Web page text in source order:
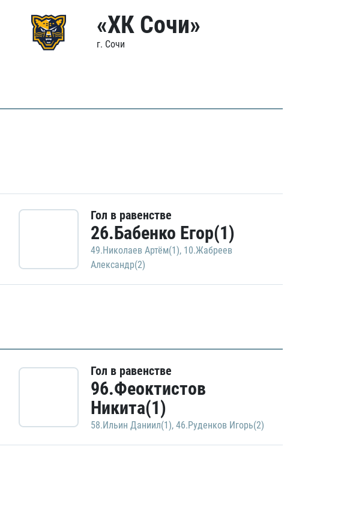
«ХК Сочи»
г. Сочи
Гол в равенстве
26.Бабенко Егор(1)
49.Николаев Артём(1), 10.Жабреев
Александр(2)
Гол в равенстве
96.Феоктистов
Никита(1)
58.Ильин Даниил(1), 46.Руденков Игорь(2)